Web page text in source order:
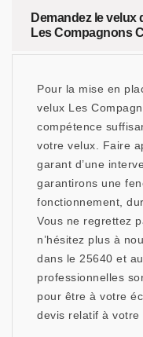
Demandez le
Les Compagnons
Pour la mise en
velux Les
compétence
votre velux. Faire
garant d’une
garantirons une
fonctionnement,
Vous ne regrettez
n’hésitez plus à
dans le 25640 et
professionnelles
pour être à votre
devis relatif à votre